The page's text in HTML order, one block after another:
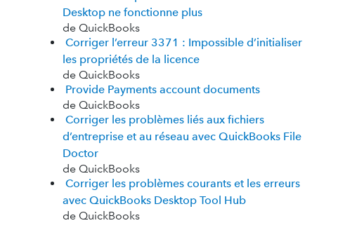
Desktop ne fonctionne plus
de QuickBooks
Corriger l’erreur 3371 : Impossible d’initialiser
les propriétés de la licence
de QuickBooks
Provide Payments account documents
de QuickBooks
Corriger les problèmes liés aux fichiers
d’entreprise et au réseau avec QuickBooks File
Doctor
de QuickBooks
Corriger les problèmes courants et les erreurs
avec QuickBooks Desktop Tool Hub
de QuickBooks